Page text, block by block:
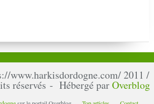
www.harkisdordogne.com/ 2011 /
réservés - Hébergé parOverblog